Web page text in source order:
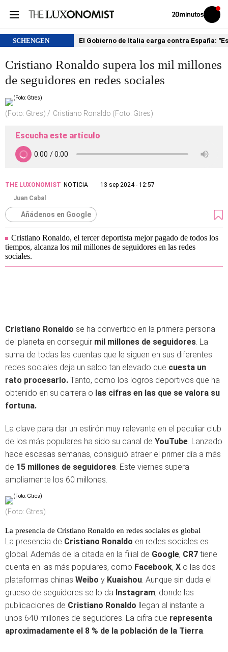
Volver
Iniciar
sesión
SCHENGEN El Gobierno de Italia carga contra España:
Cristiano Ronaldo supera los mil millones
de seguidores en redes sociales
(Foto: Gtres) Cristiano Ronaldo (Foto: Gtres)
Escucha este artículo
THE LUXONOMIST NOTICIA
13 sep 2024 - 12:57
Juan Cabal
Añádenos en Google
Cristiano Ronaldo, el tercer deportista mejor pagado de todos los
tiempos, alcanza los mil millones de seguidores en las redes
sociales.
Cristiano Ronaldo se ha convertido en la primera persona
del planeta en conseguir mil millones de seguidores. La
suma de todas las cuentas que le siguen en sus diferentes
redes sociales deja un saldo tan elevado que cuesta un
rato procesarlo. Tanto, como los logros deportivos que ha
obtenido en su carrera o las cifras en las que se valora su
fortuna.
La clave para dar un estirón muy relevante en el peculiar club
de los más populares ha sido su canal de YouTube. Lanzado
hace escasas semanas, consiguió atraer el primer día a más
de 15 millones de seguidores. Este viernes supera
ampliamente los 60 millones.
(Foto: Gtres)
La presencia de Cristiano Ronaldo en redes sociales es global
La presencia de Cristiano Ronaldo en redes sociales es
global. Además de la citada en la filial de Google, CR7 tiene
cuenta en las más populares, como Facebook, X o las dos
plataformas chinas Weibo y Kuaishou. Aunque sin duda el
grueso de seguidores se lo da Instagram, donde las
publicaciones de Cristiano Ronaldo llegan al instante a
unos 640 millones de seguidores. La cifra que representa
aproximadamente el 8 % de la población de la Tierra.